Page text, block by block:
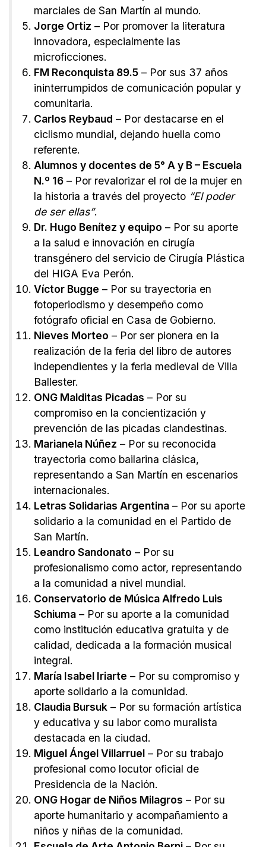
marciales de San Martín al mundo.
Jorge Ortiz – Por promover la literatura
innovadora, especialmente las
microficciones.
FM Reconquista 89.5 – Por sus 37 años
ininterrumpidos de comunicación popular y
comunitaria.
Carlos Reybaud – Por destacarse en el
ciclismo mundial, dejando huella como
referente.
Alumnos y docentes de 5° A y B – Escuela
N.º 16 – Por revalorizar el rol de la mujer en
la historia a través del proyecto “El poder
de ser ellas”.
Dr. Hugo Benítez y equipo – Por su aporte
a la salud e innovación en cirugía
transgénero del servicio de Cirugía Plástica
del HIGA Eva Perón.
Víctor Bugge – Por su trayectoria en
fotoperiodismo y desempeño como
fotógrafo oficial en Casa de Gobierno.
Nieves Morteo – Por ser pionera en la
realización de la feria del libro de autores
independientes y la feria medieval de Villa
Ballester.
ONG Malditas Picadas – Por su
compromiso en la concientización y
prevención de las picadas clandestinas.
Marianela Núñez – Por su reconocida
trayectoria como bailarina clásica,
representando a San Martín en escenarios
internacionales.
Letras Solidarias Argentina – Por su aporte
solidario a la comunidad en el Partido de
San Martín.
Leandro Sandonato – Por su
profesionalismo como actor, representando
a la comunidad a nivel mundial.
Conservatorio de Música Alfredo Luis
Schiuma – Por su aporte a la comunidad
como institución educativa gratuita y de
calidad, dedicada a la formación musical
integral.
María Isabel Iriarte – Por su compromiso y
aporte solidario a la comunidad.
Claudia Bursuk – Por su formación artística
y educativa y su labor como muralista
destacada en la ciudad.
Miguel Ángel Villarruel – Por su trabajo
profesional como locutor oficial de
Presidencia de la Nación.
ONG Hogar de Niños Milagros – Por su
aporte humanitario y acompañamiento a
niños y niñas de la comunidad.